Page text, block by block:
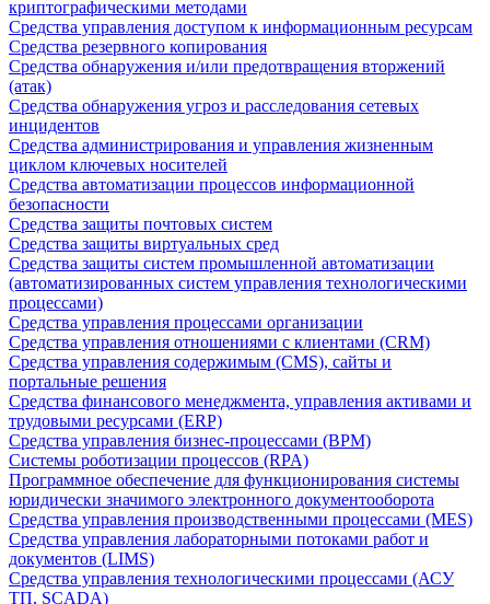
криптографическими методами
Средства управления доступом к информационным ресурсам
Средства резервного копирования
Средства обнаружения и/или предотвращения вторжений
(атак)
Средства обнаружения угроз и расследования сетевых
инцидентов
Средства администрирования и управления жизненным
циклом ключевых носителей
Средства автоматизации процессов информационной
безопасности
Средства защиты почтовых систем
Средства защиты виртуальных сред
Средства защиты систем промышленной автоматизации
(автоматизированных систем управления технологическими
процессами)
Средства управления процессами организации
Средства управления отношениями с клиентами (CRM)
Средства управления содержимым (CMS), сайты и
портальные решения
Средства финансового менеджмента, управления активами и
трудовыми ресурсами (ERP)
Средства управления бизнес-процессами (BPM)
Системы роботизации процессов (RPA)
Программное обеспечение для функционирования системы
юридически значимого электронного документооборота
Средства управления производственными процессами (MES)
Средства управления лабораторными потоками работ и
документов (LIMS)
Средства управления технологическими процессами (АСУ
ТП, SCADA)